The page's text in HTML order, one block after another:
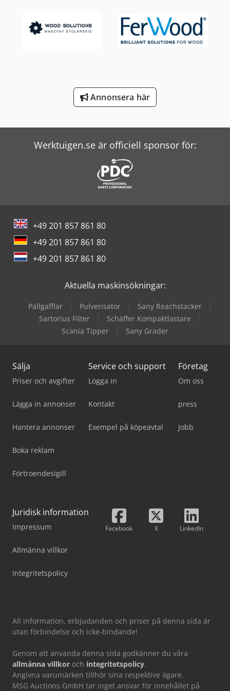
Volvo Asfaltsläggare
Annonsera här
Werktuigen.se är officiell sponsor för:
+49 201 857 861 80
+49 201 857 861 80
+49 201 857 861 80
Aktuella maskinsökningar:
Pallgafflar Pulverisator
Sany Reachstacker
Sartorius Filter
Schäffer Kompaktlastare
Scania Tipper
Sany Grader
Sälja
Priser och avgifter
Lägga in annonser
Hantera annonser
Boka reklam
Förtroendesigill
Service och support
Logga in
Kontakt
Exempel på köpeavtal
Företag
Om oss
press
Jobb
Juridisk information
Impressum
Allmänna villkor
Integritetspolicy
Facebook X LinkedIn
All information, erbjudanden och priser på denna sida är
utan förbindelse och icke-bindande!
Genom att använda denna sida godkänner du våra
allmänna villkor och integritetspolicy.
Angivna varumärken tillhör sina respektive ägare.
MSG Auctions GmbH tar inget ansvar för innehållet på